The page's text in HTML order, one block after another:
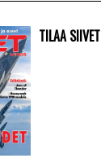
TILAA SIIVET